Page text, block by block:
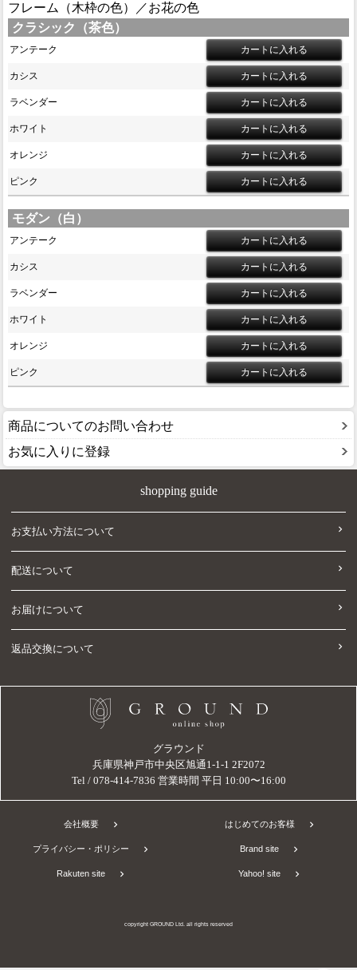
フレーム（木枠の色）／お花の色
クラシック（茶色）
アンテーク
カシス
ラベンダー
ホワイト
オレンジ
ピンク
モダン（白）
アンテーク
カシス
ラベンダー
ホワイト
オレンジ
ピンク
商品についてのお問い合わせ
お気に入りに登録
shopping guide
お支払い方法について
配送について
お届けについて
返品交換について
グラウンド
兵庫県神戸市中央区旭通1-1-1 2F2072
Tel / 078-414-7836 営業時間 平日 10:00〜16:00
会社概要 はじめてのお客様
プライバシー・ポリシー Brand site
Rakuten site Yahoo! site
copyright GROUND Ltd. all rights reserved